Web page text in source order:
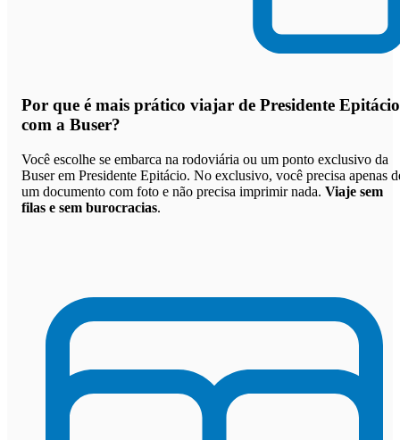
Por que é mais prático viajar de Presidente Epitácio
com a Buser?
Você escolhe se embarca na rodoviária ou um ponto exclusivo da
Buser em Presidente Epitácio. No exclusivo, você precisa apenas
um documento com foto e não precisa imprimir nada. Viaje sem
filas e sem burocracias.